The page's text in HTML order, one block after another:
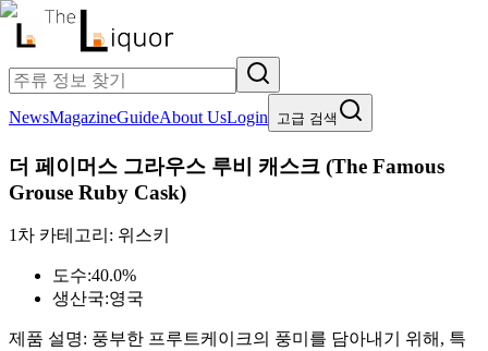
NewsMagazineGuideAbout UsLogin 고급 검색
더 페이머스 그라우스 루비 캐스크 (The Famous
Grouse Ruby Cask)
1차 카테고리: 위스키
도수:40.0%
생산국:영국
제품 설명: 풍부한 프루트케이크의 풍미를 담아내기 위해, 특